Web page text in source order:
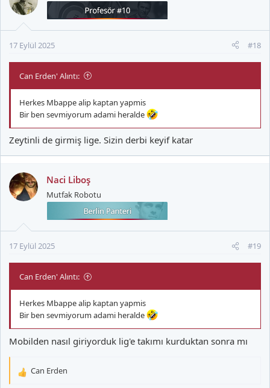
17 Eylül 2025 #18
Can Erden' Alıntı:
Herkes Mbappe alip kaptan yapmis
Bir ben sevmiyorum adami heralde
Zeytinli de girmiş lige. Sizin derbi keyif katar
Naci Liboş
Mutfak Robotu
17 Eylül 2025 #19
Can Erden' Alıntı:
Herkes Mbappe alip kaptan yapmis
Bir ben sevmiyorum adami heralde
Mobilden nasıl giriyorduk lig'e takımı kurduktan sonra mı
T
Can Erden